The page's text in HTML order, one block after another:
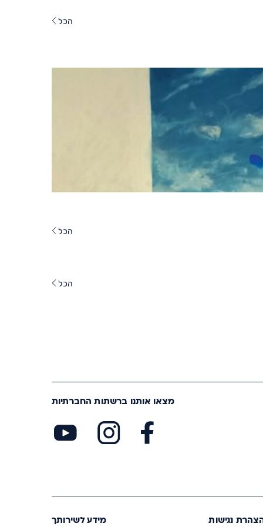
הכל
הכל
הכל
מצאו אותנו ברשתות החברתיות
נגישות מידע לשירותך